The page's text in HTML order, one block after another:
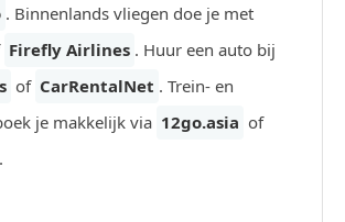
. Binnenlands vliegen doe je met
Firefly Airlines . Huur een auto bij
of CarRentalNet . Trein- en
je makkelijk via 12go.asia of
.